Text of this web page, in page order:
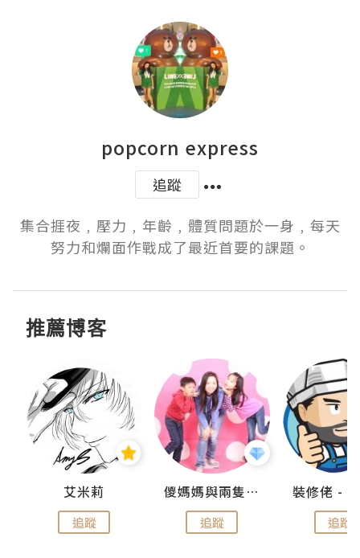
popcorn express
追蹤
集合捱夜﹐壓力﹐年齡﹐體質問題於一身﹐每天
努力和爛面作戰成了最近首要的課題。
推薦博客
艾米莉
追蹤
儍媽媽與兩隻小魔怪之家
追蹤 追蹤